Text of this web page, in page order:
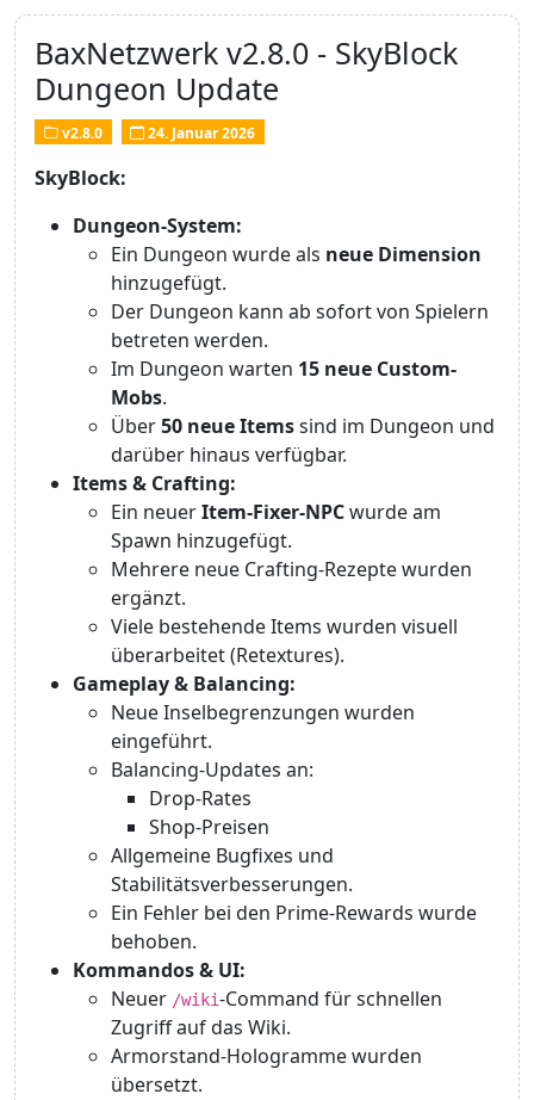
BaxNetzwerk v2.8.0 - SkyBlock
Dungeon Update
v2.8.0 24. Januar 2026
SkyBlock:
Dungeon-System:
Ein Dungeon wurde als neue Dimension
hinzugefügt.
Der Dungeon kann ab sofort von Spielern
betreten werden.
Im Dungeon warten 15 neue Custom-
Mobs.
Über50 neue Itemssind im Dungeon und
darüber hinaus verfügbar.
Items & Crafting:
Ein neuerItem-Fixer-NPCwurde am
Spawn hinzugefügt.
Mehrere neue Crafting-Rezepte wurden
ergänzt.
Viele bestehende Items wurden visuell
überarbeitet (Retextures).
Gameplay & Balancing:
Neue Inselbegrenzungen wurden
eingeführt.
Balancing-Updates an:
Drop-Rates
Shop-Preisen
Allgemeine Bugfixes und
Stabilitätsverbesserungen.
Ein Fehler bei den Prime-Rewards wurde
behoben.
Kommandos & UI:
Neuer /wiki-Command für schnellen
Zugriff auf das Wiki.
Armorstand-Hologramme wurden
übersetzt.